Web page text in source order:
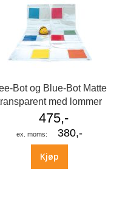
Bot og Blue-Bot Matte
med lommer
475,-
380,-
Kjøp